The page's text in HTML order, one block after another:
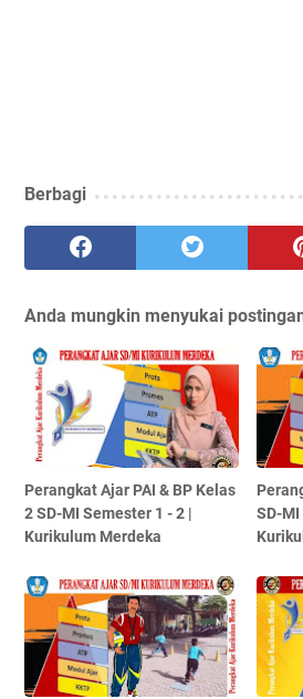
Berbagi
Anda mungkin menyukai
Perangkat Ajar PAI & BP Kelas
2 SD-MI Semester 1 - 2 |
Kurikulum Merdeka
SD-